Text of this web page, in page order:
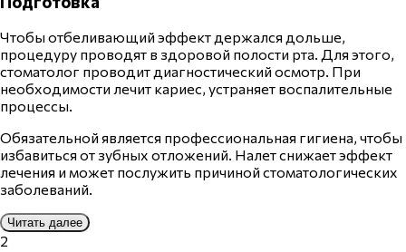
Чтобы отбеливающий эффект держался дольше,
процедуру проводят в здоровой полости рта. Для этого,
стоматолог проводит диагностический осмотр. При
необходимости лечит кариес, устраняет воспалительные
процессы.
Обязательной является профессиональная гигиена, чтобы
избавиться от зубных отложений. Налет снижает эффект
лечения и может послужить причиной стоматологических
заболеваний.
Читать далее
2